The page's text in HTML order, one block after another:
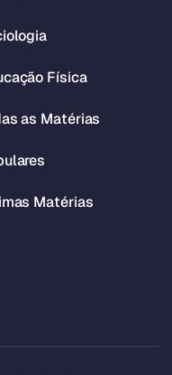
Física
as Matérias
Matérias